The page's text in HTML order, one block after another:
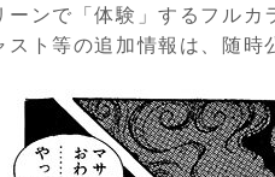
ーンで「体験」するフル
スト等の追加情報は、随時